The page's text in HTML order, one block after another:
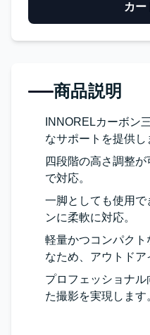
カー
商品説明
INNORELカーボン
なサポートを提供し
四段階の高さ調整
で対応。
一脚としても使用
ンに柔軟に対応。
軽量かつコンパクト
なため、アウトドア
プロフェッショナ
た撮影を実現します